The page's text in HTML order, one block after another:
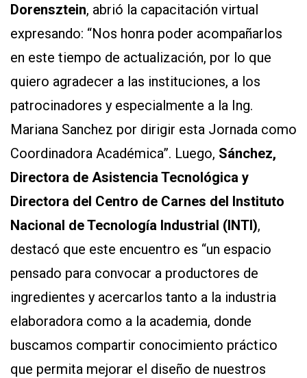
Dorensztein, abrió la capacitación virtual
expresando: “Nos honra poder acompañarlos
en este tiempo de actualización, por lo que
quiero agradecer a las instituciones, a los
patrocinadores y especialmente a la Ing.
Mariana Sanchez por dirigir esta Jornada como
Coordinadora Académica”. Luego, Sánchez,
Directora de Asistencia Tecnológica y
Directora del Centro de Carnes del Instituto
Nacional de Tecnología Industrial (INTI),
destacó que este encuentro es “un espacio
pensado para convocar a productores de
ingredientes y acercarlos tanto a la industria
elaboradora como a la academia, donde
buscamos compartir conocimiento práctico
que permita mejorar el diseño de nuestros